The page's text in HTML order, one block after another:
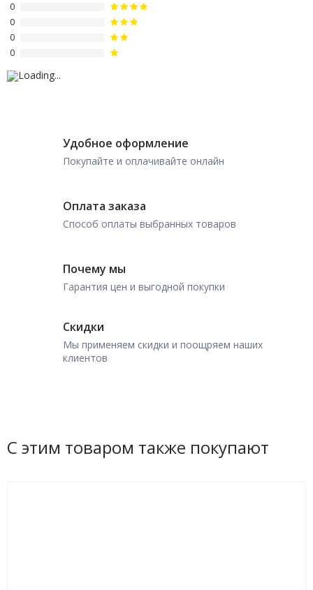
0
0
0
0
Удобное оформление
Покупайте и оплачивайте онлайн
Оплата заказа
Способ оплаты выбранных товаров
Почему мы
Гарантия цен и выгодной покупки
Скидки
Мы применяем скидки и поощряем наших
клиентов
С этим товаром также покупают